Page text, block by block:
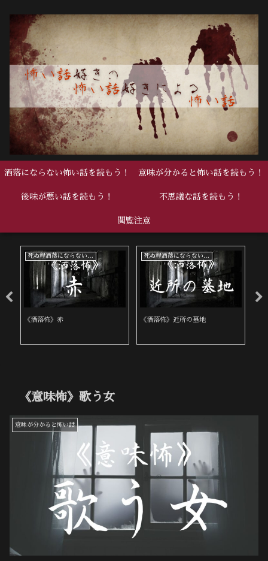
洒落にならない怖い話を読もう！ 意味が分かると怖い話を読もう！
後味が悪い話を読もう！ 不思議な話を読もう！
閲覧注意
死ぬ程洒落にならない怖い話
《洒落怖》赤
死ぬ程洒落にならない怖い話
《洒落怖》近所の墓地
《意味怖》歌う女
意味が分かると怖い話